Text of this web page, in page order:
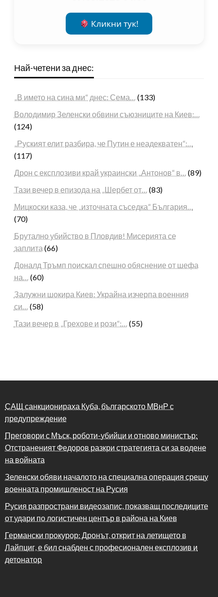
Кликни тук!
Най-четени за днес:
„В името на сина ми“ днес: Сема… (133)
Володимир Зеленски обвини съюзниците на Киев:…
(124)
„Руският елит разбира, че Путин е неадекватен“:…
(117)
Дрон с експлозиви край украински „Антонов“ в… (89)
Тази вечер в епизода на „Шербет от… (83)
Мицкоски каза, че „източната съседка“ България…
(70)
Брутално убийство в Пловдив! Мисерията се
заплита (66)
Доналд Тръмп поискал спешно обяснение от шефа
на… (60)
Залужни шокира Киев: Украйна изчерпа военния
си… (58)
Тази вечер в „Грехове и рози“:… (55)
САЩ санкционираха Куба, българското МВнР с
предупреждение
Преговори с Мъск, роботи-убийци и отново министър:
Отстраненият Федоров разкри стратегията си за водене
на войната
Зеленски обяви началото на специална операция срещу
военната промишленост на Русия
Русия разпространи видеозапис, показващ последиците
от удари по логистичен център в района на Киев
Германски прокурор: Дронът, открит на летището в
Лайпциг, е бил снабден с професионален експлозив и
детонатор